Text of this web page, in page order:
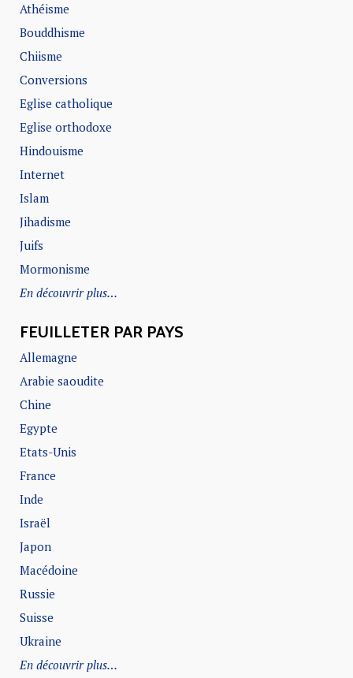
Athéisme
Bouddhisme
Chiisme
Conversions
Eglise catholique
Eglise orthodoxe
Hindouisme
Internet
Islam
Jihadisme
Juifs
Mormonisme
En découvrir plus…
FEUILLETER PAR PAYS
Allemagne
Arabie saoudite
Chine
Egypte
Etats-Unis
France
Inde
Israël
Japon
Macédoine
Russie
Suisse
Ukraine
En découvrir plus…